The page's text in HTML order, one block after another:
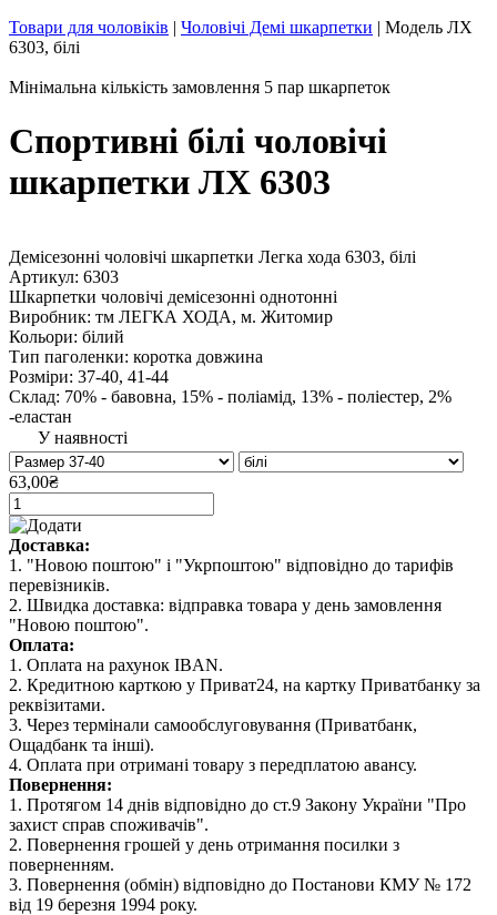
Товари для чоловіків | Чоловічі Демі шкарпетки | Модель ЛХ
6303, білі
Мінімальна кількість замовлення 5 пар шкарпеток
Спортивні білі чоловічі
шкарпетки ЛХ 6303
Демісезонні чоловічі шкарпетки Легка хода 6303, білі
Артикул: 6303
Шкарпетки чоловічі демісезонні однотонні
Виробник: тм ЛЕГКА ХОДА, м. Житомир
Кольори: білий
Тип паголенки: коротка довжина
Розміри: 37-40, 41-44
Склад: 70% - бавовна, 15% - поліамід, 13% - поліестер, 2%
-еластан
У наявності
63,00₴
Доставка:
1. "Новою поштою" і "Укрпоштою" відповідно до тарифів
перевізників.
2. Швидка доставка: відправка товара у день замовлення
"Новою поштою".
Оплата:
1. Оплата на рахунок IBAN.
2. Кредитною карткою у Приват24, на картку Приватбанку за
реквізитами.
3. Через термінали самообслуговування (Приватбанк,
Ощадбанк та інші).
4. Оплата при отримані товару з передплатою авансу.
Повернення:
1. Протягом 14 днів відповідно до ст.9 Закону України "Про
захист справ споживачів".
2. Повернення грошей у день отримання посилки з
поверненням.
3. Повернення (обмін) відповідно до Постанови КМУ № 172
від 19 березня 1994 року.